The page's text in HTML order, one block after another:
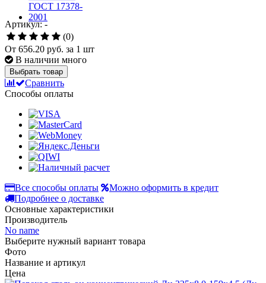
Артикул: -
(0)
От 656.20 руб. за 1 шт
В наличии много
Выбрать товар
Сравнить
Способы оплаты
Все способы оплаты
Можно оформить в кредит
Подробнее о доставке
Основные характеристики
Производитель
No name
Выберите нужный вариант товара
Фото
Название и артикул
Цена